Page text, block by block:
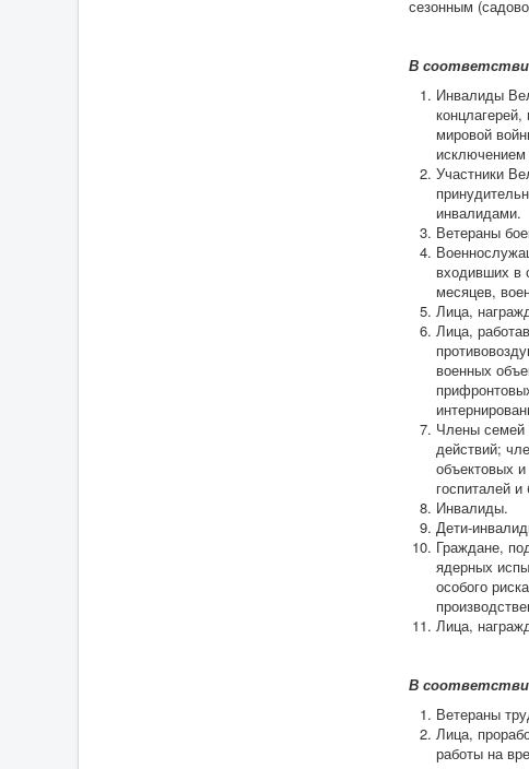
сезонным
В
Инвалиды
мировой
исключением
Участники
инвалидами.
Ветераны
входивших в
месяцев,
Лица,
Лица,
военных
Члены семей
действий;
объектовых
госпиталей
Инвалиды.
Дети-
Граждане,
ядерных
особого
Лица,
В
Ветераны
Лица,
работы на